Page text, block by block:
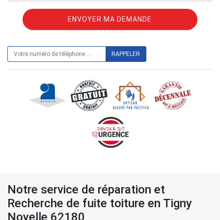
Notre service de réparation et
Recherche de fuite toiture en Tigny
Noyelle 62180